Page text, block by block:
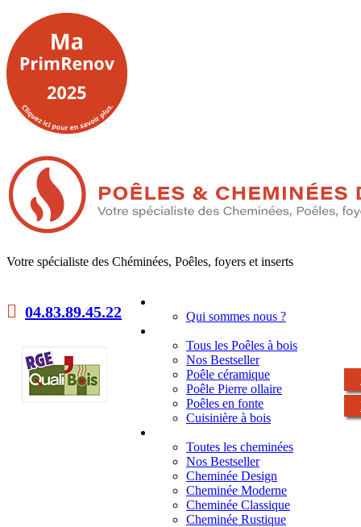
Votre spécialiste des Chéminées, Poêles, foyers et inserts
04.83.89.45.22 Qui sommes nous ?
Tous les Poêles à bois
Nos Bestseller
Poêle céramique
Poêle Pierre ollaire
Poêles en fonte
Cuisinière à bois
Toutes les cheminées
Nos Bestseller
Cheminée Design
Cheminée Moderne
Cheminée Classique
Cheminée Rustique